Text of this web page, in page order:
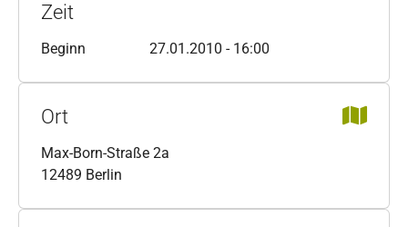
Zeit
Beginn 27.01.2010 - 16:00
Ort
Max-Born-Straße 2a
12489 Berlin